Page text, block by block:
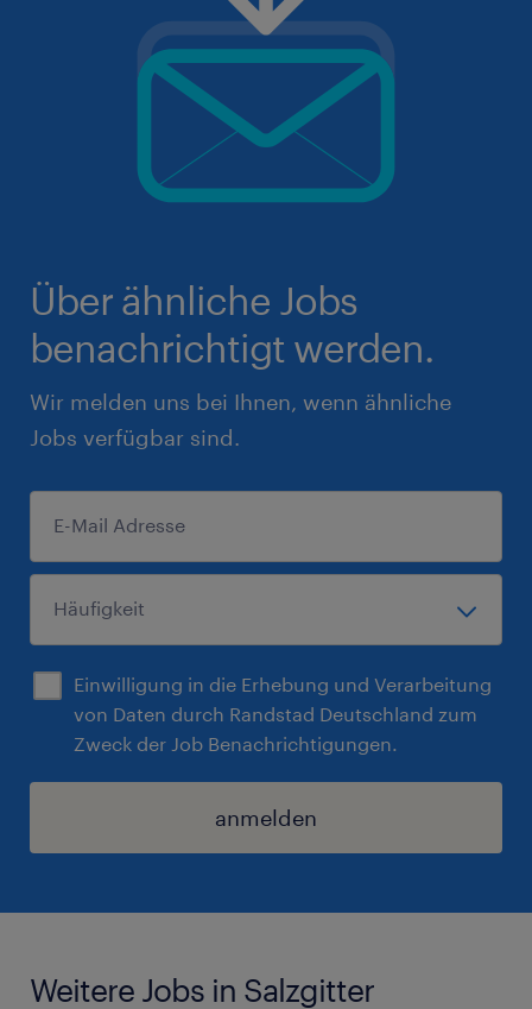
Über ähnliche Jobs
benachrichtigt werden.
Wir melden uns bei Ihnen, wenn ähnliche
Jobs verfügbar sind.
Einwilligung in die Erhebung und Verarbeitung
von Daten durch Randstad Deutschland zum
Zweck der Job Benachrichtigungen.
anmelden
Weitere Jobs in Salzgitter